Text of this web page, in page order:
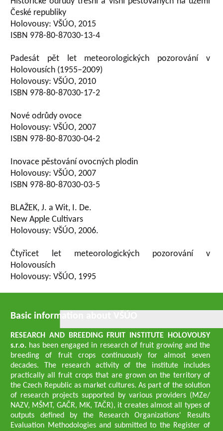
České republiky
Holovousy: VŠÚO, 2015
ISBN 978-80-87030-13-4
Padesát pět let meteorologických pozorování v
Holovousích (1955–2009)
Holovousy: VŠÚO, 2010
ISBN 978-80-87030-17-2
Nové odrůdy ovoce
Holovousy: VŠÚO, 2007
ISBN 978-80-87030-04-2
Inovace pěstování ovocných plodin
Holovousy: VŠÚO, 2007
ISBN 978-80-87030-03-5
BLAŽEK, J. a Wit, I. De.
New Apple Cultivars
Holovousy: VŠÚO, 2006.
Čtyřicet let meteorologických pozorování v
Holovousích
Holovousy: VŠÚO, 1995
Basic information about VŠÚO
RESEARCH AND BREEDING FRUIT INSTITUTE HOLOVOUSY
s.r.o. has been engaged in research of fruit growing and the
breeding of fruit crops continuously for almost seven
decades. The research activity of the institute includes
practically all fruit crops that are grown on the territory of
the Czech Republic as market cultures. As part of the solution
of research projects supported by various providers (MZe/
NAZV, MŠMT, GAČR, MK, TAČR), it creates almost all types of
outputs defined by the Research Organizations' Results
Evaluation Methodologies and submitted to the Register of